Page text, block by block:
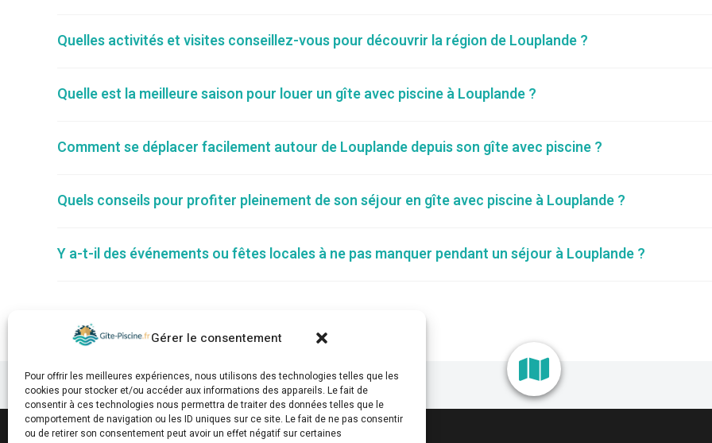
Gérer le consentement
Pour offrir les meilleures expériences, nous utilisons des technologies telles que les
cookies pour stocker et/ou accéder aux informations des appareils. Le fait de
consentir à ces technologies nous permettra de traiter des données telles que le
comportement de navigation ou les ID uniques sur ce site. Le fait de ne pas consentir
ou de retirer son consentement peut avoir un effet négatif sur certaines
Quelles activités et visites conseillez-vous pour découvrir la région de Louplande ?
Quelle est la meilleure saison pour louer un gîte avec piscine à Louplande ?
Comment se déplacer facilement autour de Louplande depuis son gîte avec piscine ?
Quels conseils pour profiter pleinement de son séjour en gîte avec piscine à Louplande ?
Y a-t-il des événements ou fêtes locales à ne pas manquer pendant un séjour à Louplande ?